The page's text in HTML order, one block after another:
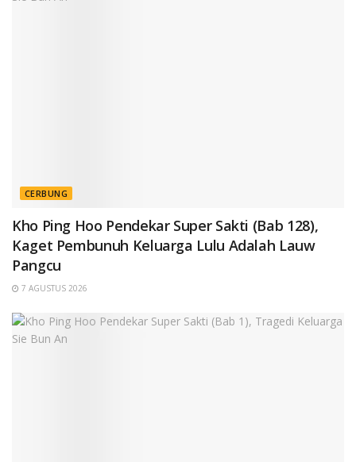
CERBUNG
Kho Ping Hoo Pendekar Super Sakti (Bab 128),
Kaget Pembunuh Keluarga Lulu Adalah Lauw
Pangcu
7 AGUSTUS 2026